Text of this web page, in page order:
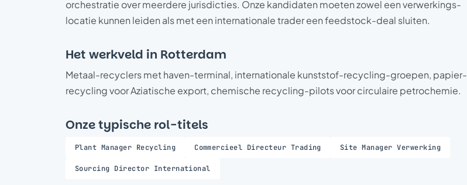
orchestratie over meerdere jurisdicties. Onze kandidaten moeten zowel een verwerkings-
locatie kunnen leiden als met een internationale trader een feedstock-deal sluiten.
Het werkveld in Rotterdam
Metaal-recyclers met haven-terminal, internationale kunststof-recycling-groepen, papier-
recycling voor Aziatische export, chemische recycling-pilots voor circulaire petrochemie.
Onze typische rol-titels
Plant Manager Recycling Commercieel Directeur Trading Site Manager Verwerking
Sourcing Director International